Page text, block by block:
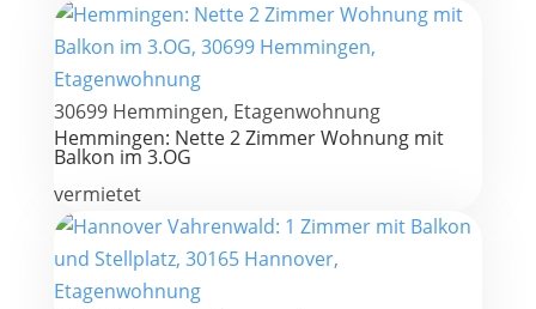
30699 Hemmingen, Etagenwohnung
Hemmingen: Nette 2 Zimmer Wohnung mit
Balkon im 3.OG
vermietet